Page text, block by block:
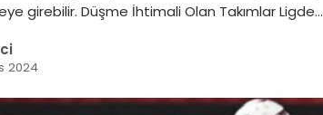
girebilir. Düşme İhtimali Olan Takımlar Ligde…
2024